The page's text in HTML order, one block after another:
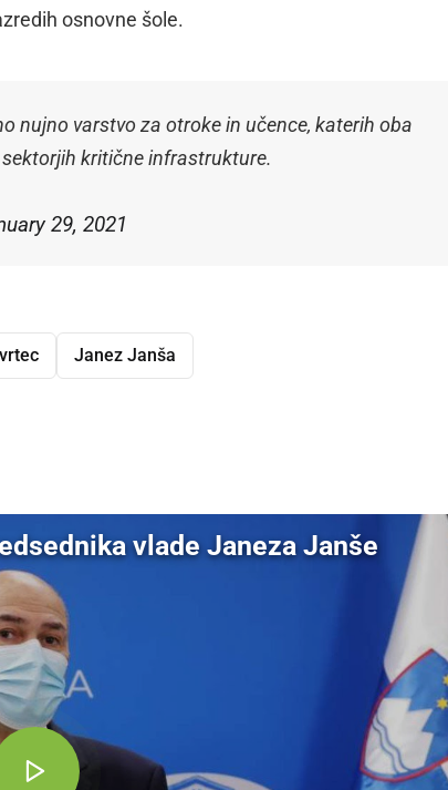
osnovne šole.
nujno varstvo za otroke in učence, katerih oba
kritične infrastrukture.
29, 2021
vrtec Janez Janša
vlade Janeza Janše